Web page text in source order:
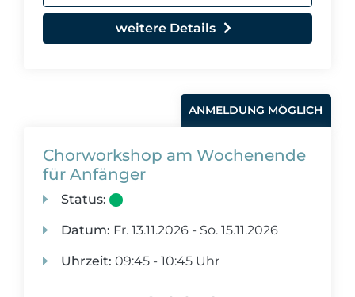
weitere Details
ANMELDUNG MÖGLICH
Chorworkshop am Wochenende
für Anfänger
Status:
Datum: Fr. 13.11.2026 - So. 15.11.2026
Uhrzeit: 09:45 - 10:45 Uhr